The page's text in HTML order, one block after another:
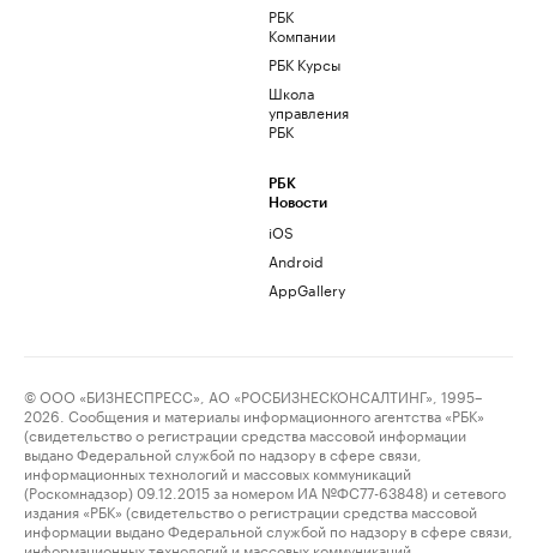
РБК
Компании
РБК Курсы
Школа
управления
РБК
РБК
Новости
iOS
Android
AppGallery
© ООО «БИЗНЕСПРЕСС», АО «РОСБИЗНЕСКОНСАЛТИНГ», 1995–
2026. Сообщения и материалы информационного агентства «РБК»
(свидетельство о регистрации средства массовой информации
выдано Федеральной службой по надзору в сфере связи,
информационных технологий и массовых коммуникаций
(Роскомнадзор) 09.12.2015 за номером ИА №ФС77-63848) и сетевого
издания «РБК» (свидетельство о регистрации средства массовой
информации выдано Федеральной службой по надзору в сфере связи,